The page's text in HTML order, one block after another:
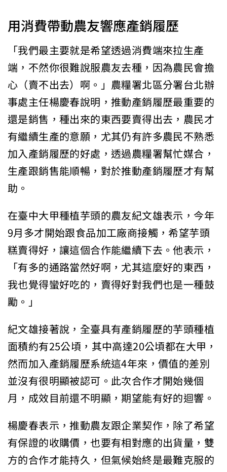
用消費帶動農友響應產銷履歷
「我們最主要就是希望透過消費端來拉生產
端，不然你很難說服農友去種，因為農民會擔
心（賣不出去）啊。」農糧署北區分署台北辦
事處主任楊慶春說明，推動產銷履歷最重要的
還是銷售，種出來的東西要賣得出去，農民才
有繼續生產的意願，尤其仍有許多農民不熟悉
加入產銷履歷的好處，透過農糧署幫忙媒合，
生產跟銷售能順暢，對於推動產銷履歷才有幫
助。
在臺中大甲種植芋頭的農友紀文雄表示，今年
9月多才開始跟食品加工廠商接觸，希望芋頭
糕賣得好，讓這個合作能繼續下去。他表示，
「有多的通路當然好啊，尤其這麼好的東西，
我也覺得蠻好吃的，賣得好對我們也是一種鼓
勵。」
紀文雄接著說，全臺具有產銷履歷的芋頭種植
面積約有25公頃，其中高達20公頃都在大甲，
然而加入產銷履歷系統這4年來，價值的差別
並沒有很明顯被認可。此次合作才開始幾個
月，成效目前還不明顯，期望能有好的迴響。
楊慶春表示，推動農友跟企業契作，除了希望
有保證的收購價，也要有相對應的出貨量，雙
方的合作才能持久，但氣候始終是最難克服的